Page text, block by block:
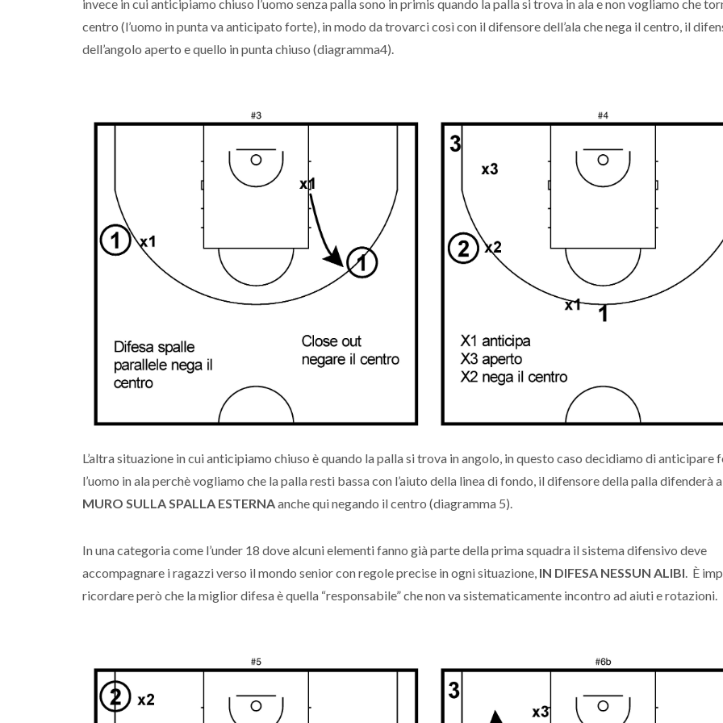
invece in cui anticipiamo chiuso l’uomo senza palla sono in primis quando la palla si trova in ala e non vogliamo che
centro (l’uomo in punta va anticipato forte), in modo da trovarci così con il difensore dell’ala che nega il centro, il
dell’angolo aperto e quello in punta chiuso (diagramma4).
L’altra situazione in cui anticipiamo chiuso è quando la palla si trova in angolo, in questo caso decidiamo di anticipare
l’uomo in ala perchè vogliamo che la palla resti bassa con l’aiuto della linea di fondo, il difensore della palla difenderà a
MURO SULLA SPALLA ESTERNAanche qui negando il centro (diagramma 5).
In una categoria come l’under 18 dove alcuni elementi fanno già parte della prima squadra il sistema difensivo deve
accompagnare i ragazzi verso il mondo senior con regole precise in ogni situazione, IN DIFESA NESSUN ALIBI . È
ricordare però che la miglior difesa è quella “responsabile” che non va sistematicamente incontro ad aiuti e rotazioni.